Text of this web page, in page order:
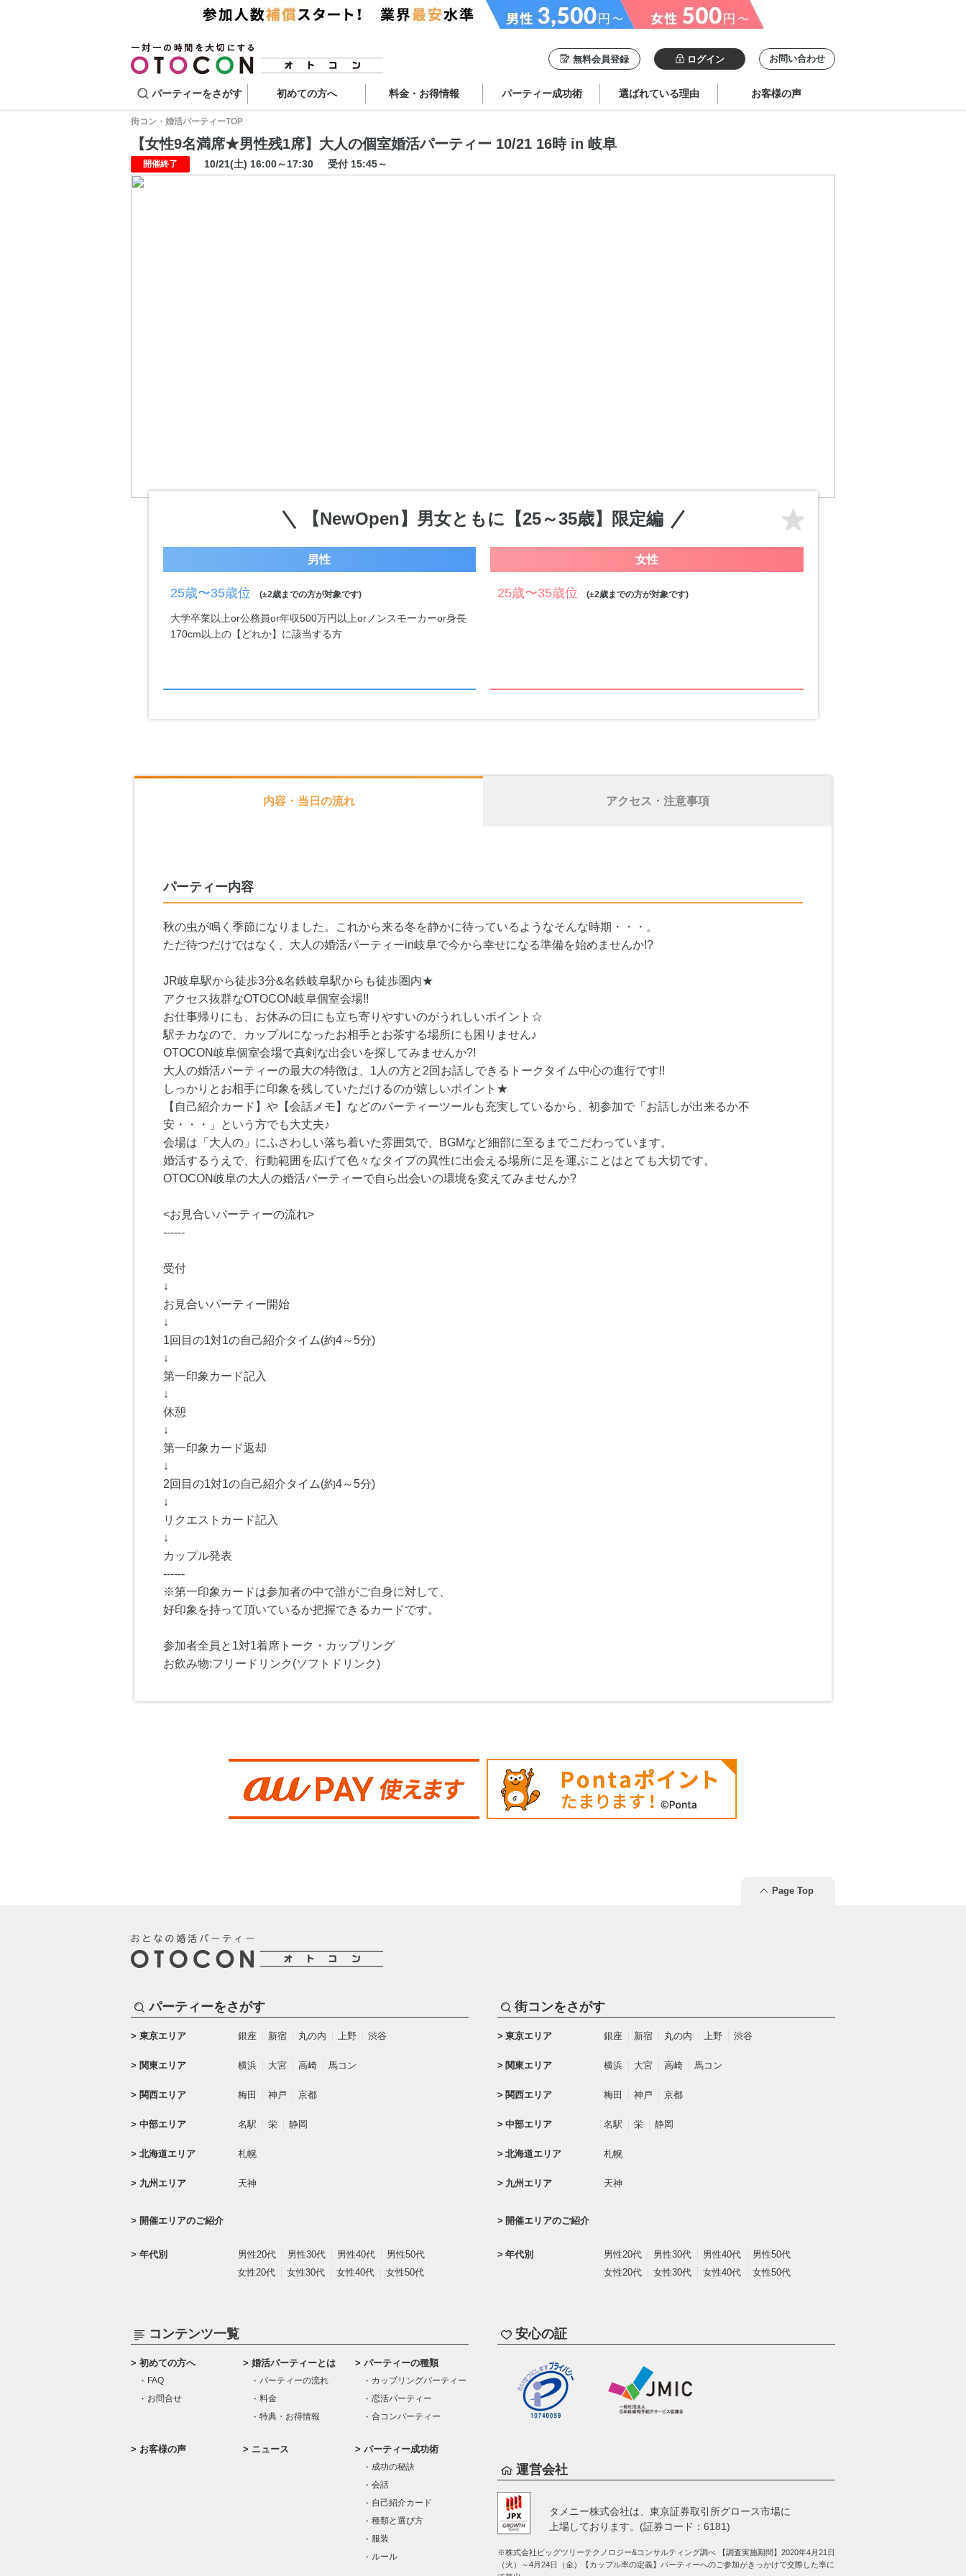
無料会員登録 ログイン お問い合わせ
パーティーをさがす 初めての方へ 料金・お得情報 パーティー成功術 選ばれている理由 お客様の声
街コン・婚活パーティーTOP
【女性9名満席★男性残1席】大人の個室婚活パーティー 10/21 16時 in 岐阜
開催終了 10/21(土) 16:00～17:30 受付 15:45～
【NewOpen】男女ともに【25～35歳】限定編
男性
25歳〜35歳位 (±2歳までの方が対象です)
大学卒業以上or公務員or年収500万円以上orノンスモーカーor身長
170cm以上の【どれか】に該当する方
女性
25歳〜35歳位 (±2歳までの方が対象です)
内容・当日の流れ アクセス・注意事項
パーティー内容
秋の虫が鳴く季節になりました。これから来る冬を静かに待っているようなそんな時期・・・。
ただ待つだけではなく、大人の婚活パーティーin岐阜で今から幸せになる準備を始めませんか!?
JR岐阜駅から徒歩3分&名鉄岐阜駅からも徒歩圏内★
アクセス抜群なOTOCON岐阜個室会場!!
お仕事帰りにも、お休みの日にも立ち寄りやすいのがうれしいポイント☆
駅チカなので、カップルになったお相手とお茶する場所にも困りません♪
OTOCON岐阜個室会場で真剣な出会いを探してみませんか?!
大人の婚活パーティーの最大の特徴は、1人の方と2回お話しできるトークタイム中心の進行です!!
しっかりとお相手に印象を残していただけるのが嬉しいポイント★
【自己紹介カード】や【会話メモ】などのパーティーツールも充実しているから、初参加で「お話しが出来るか不
安・・・」という方でも大丈夫♪
会場は「大人の」にふさわしい落ち着いた雰囲気で、BGMなど細部に至るまでこだわっています。
婚活するうえで、行動範囲を広げて色々なタイプの異性に出会える場所に足を運ぶことはとても大切です。
OTOCON岐阜の大人の婚活パーティーで自ら出会いの環境を変えてみませんか?
<お見合いパーティーの流れ>
------
受付
↓
お見合いパーティー開始
↓
1回目の1対1の自己紹介タイム(約4～5分)
↓
第一印象カード記入
↓
休憩
↓
第一印象カード返却
↓
2回目の1対1の自己紹介タイム(約4～5分)
↓
リクエストカード記入
↓
カップル発表
------
※第一印象カードは参加者の中で誰がご自身に対して、
好印象を持って頂いているか把握できるカードです。
参加者全員と1対1着席トーク・カップリング
お飲み物:フリードリンク(ソフトドリンク)
Page Top
パーティーをさがす
東京エリア 銀座 新宿 丸の内 上野 渋谷
関東エリア 横浜 大宮 高崎 馬コン
関西エリア 梅田 神戸 京都
中部エリア 名駅 栄 静岡
北海道エリア 札幌
九州エリア 天神
開催エリアのご紹介
年代別 男性20代 男性30代 男性40代
男性50代
女性20代
女性30代 女性40代 女性50代
街コンをさがす
東京エリア 銀座 新宿 丸の内 上野 渋谷
関東エリア 横浜 大宮 高崎 馬コン
関西エリア 梅田 神戸 京都
中部エリア 名駅 栄 静岡
北海道エリア 札幌
九州エリア 天神
開催エリアのご紹介
年代別 男性20代 男性30代 男性40代
男性50代
女性20代
女性30代 女性40代 女性50代
コンテンツ一覧
初めての方へ
FAQ
お問合せ
婚活パーティーとは
パーティーの流れ
料金
特典・お得情報
パーティーの種類
カップリングパーティー
恋活パーティー
合コンパーティー
お客様の声 ニュース パーティー成功術
成功の秘訣
会話
自己紹介カード
種類と選び方
服装
ルール
安心の証
運営会社
タメニー株式会社は、 東京証券取引所グロース市場に
上場しております。(証券コード：6181)
※株式会社ビッグツリーテクノロジー&コンサルティング調べ 【調査実施期間】2020年4月21日
（火）～4月24日（金）【カップル率の定義】パーティーへのご参加がきっかけで交際した率に